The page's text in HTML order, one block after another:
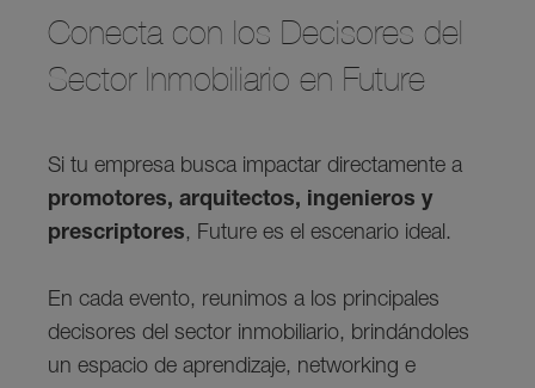
Conecta con los Decisores del
Sector Inmobiliario en Future
Si tu empresa busca impactar directamente a
promotores, arquitectos, ingenieros y
prescriptores, Future es el escenario ideal.
En cada evento, reunimos a los principales
decisores del sector inmobiliario, brindándoles
un espacio de aprendizaje, networking e